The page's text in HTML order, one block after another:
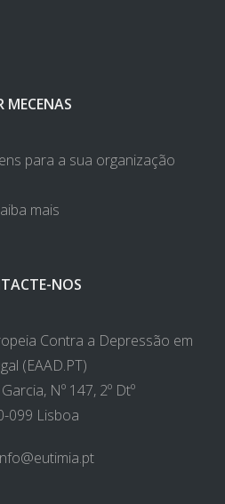
MECENAS
para a sua organização
mais
NOS
Contra a Depressão em
(EAAD.PT)
Nº 147, 2º Dtº
099 Lisboa